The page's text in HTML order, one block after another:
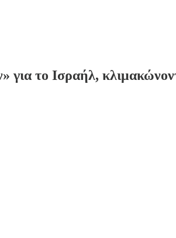
το Ισραήλ,